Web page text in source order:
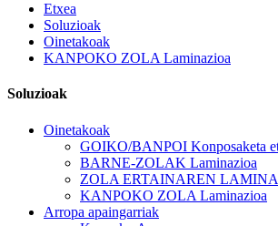
Etxea
Soluzioak
Oinetakoak
KANPOKO ZOLA Laminazioa
Soluzioak
Oinetakoak
GOIKO/BANPOI Konposaketa
BARNE-ZOLAK Laminazioa
ZOLA ERTAINAREN
KANPOKO ZOLA Laminazioa
Arropa apaingarriak